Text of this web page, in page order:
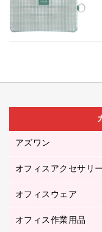
アズワン
医療・介護用品
オフィスアクセサリー
オフィスアクセサ
オフィスウェア
アウター
オフィス作業用品